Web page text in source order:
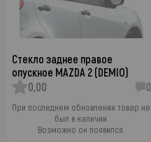
Стекло заднее правое
опускное MAZDA 2 (DEMIO)
0,00
0
При последнем обновлении товар не
был в наличии.
Возможно он появился.